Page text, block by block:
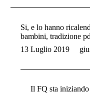
Si, e lo hanno
bambini, tradizione
13 Luglio 2019
Il FQ sta